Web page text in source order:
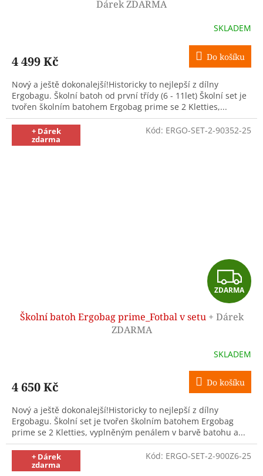
R
M
A
Dárek ZDARMA
SKLADEM
4 499 Kč Do košíku
Nový a ještě dokonalejší!Historicky to nejlepší z dílny
Ergobagu. Školní batoh od první třídy (6 - 11let) Školní set je
tvořen školním batohem Ergobag prime se 2 Kletties,...
+ Dárek
zdarma
Z
D
A
R
M
A
ZDARMA
Školní batoh Ergobag prime_Fotbal v setu + Dárek
ZDARMA
SKLADEM
4 650 Kč Do košíku
Nový a ještě dokonalejší!Historicky to nejlepší z dílny
Ergobagu. Školní set je tvořen školním batohem Ergobag
prime se 2 Kletties, vyplněným penálem v barvě batohu a...
Kód: ERGO-SET-2-90352-25
+ Dárek
zdarma
Kód: ERGO-SET-2-900Z6-25